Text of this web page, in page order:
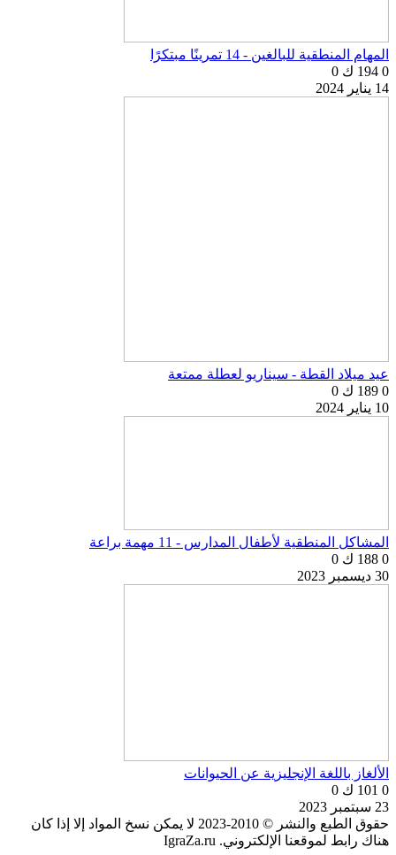
المهام المنطقية للبالغين - 14 تمرينًا مبتكرًا
0 194 ك
0
14 يناير 2024
عيد ميلاد القطة - سيناريو لعطلة ممتعة
0 189 ك
0
10 يناير 2024
المشاكل المنطقية لأطفال المدارس - 11 مهمة براعة
0 188 ك
0
30 ديسمبر 2023
الألغاز باللغة الإنجليزية عن الحيوانات
0 101 ك
0
23 سبتمبر 2023
حقوق الطبع والنشر © 2010-2023 لا يمكن نسخ المواد إلا إذا كان
هناك رابط لموقعنا الإلكتروني. IgraZa.ru